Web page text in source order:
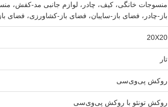
منسوجات خانگی، کیف، چادر، لوازم جانبی مد-کفش،
باز-چادر، فضای باز-سایبان، فضای باز-کشاورزی، فضای
20X20
تار
روکش پی‌وی‌سی
روکش تونئو با روکش پی‌وی‌سی